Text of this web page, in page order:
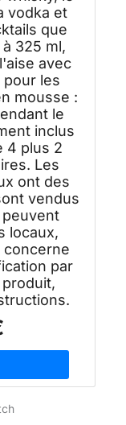
vodka et
que
325 ml,
avec
pour les
mousse :
le
inclus
4 plus 2
Les
ont des
vendus
locaux,
concerne
par